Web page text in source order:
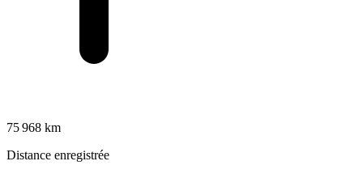
75 968 km
Distance enregistrée